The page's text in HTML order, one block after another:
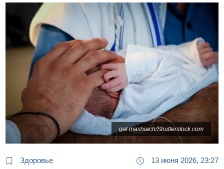
gal mashiach/Shutterstock.com
Здоровье 13 июня 2026, 23:27